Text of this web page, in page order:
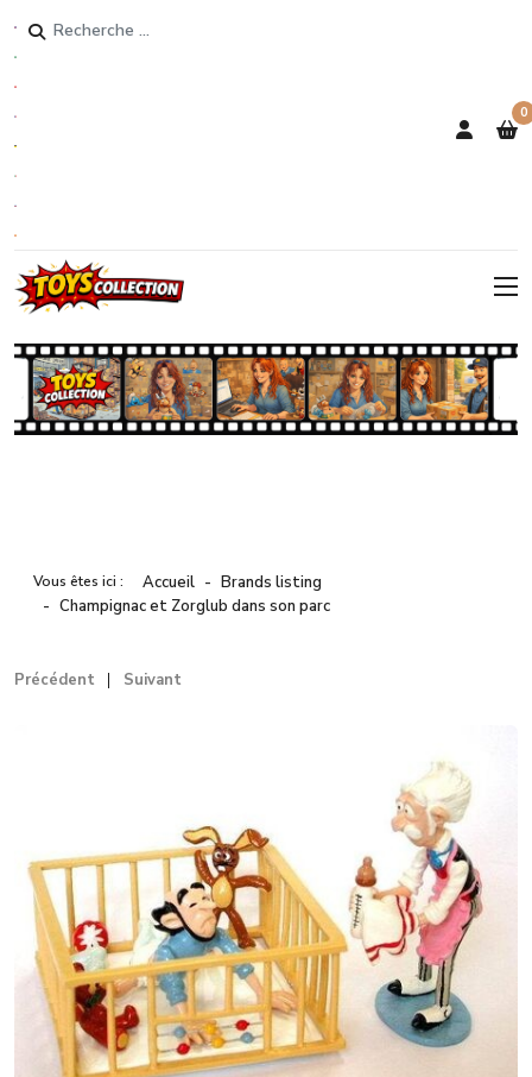
Rechercher
0
Vous êtes ici : Accueil
Brands listing
Champignac et Zorglub dans son parc
Précédent Suivant